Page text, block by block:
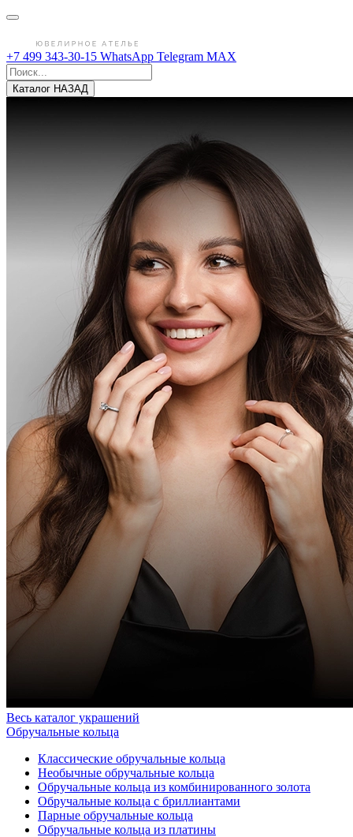
+7 499 343-30-15 WhatsApp Telegram MAX
Каталог НАЗАД
Весь каталог украшений
Обручальные кольца
Классические обручальные кольца
Необычные обручальные кольца
Обручальные кольца из комбинированного золота
Обручальные кольца с бриллиантами
Парные обручальные кольца
Обручальные кольца из платины